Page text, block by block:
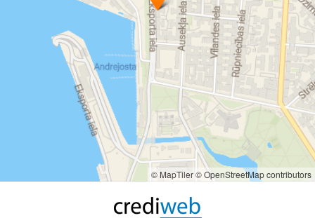
© MapTiler© OpenStreetMap contributors